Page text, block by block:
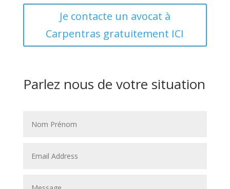
Je contacte un avocat à
Carpentras gratuitement ICI
Parlez nous de votre situation